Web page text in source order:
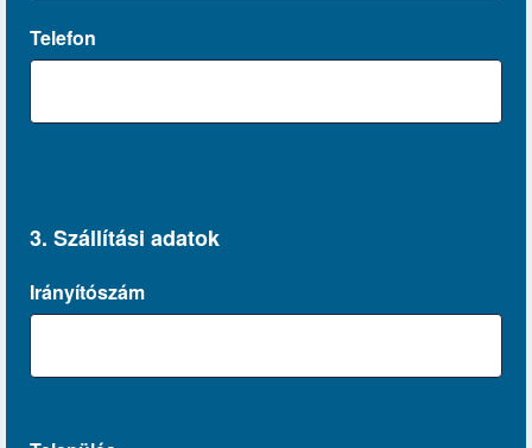
Telefon
3. Szállítási adatok
Irányítószám